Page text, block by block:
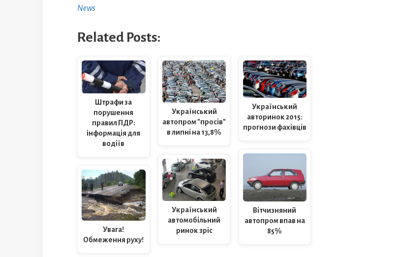
News
Related Posts:
Штрафи за
порушення
правил ПДР:
інформація для
водіїв
Увага!
Обмеження руху!
Український
автопром "просів"
в липні на 13,8%
Український
автомобільний
ринок зріс
Український
авторинок 2015:
прогнози фахівців
Вітчизняний
автопром впав на
85%